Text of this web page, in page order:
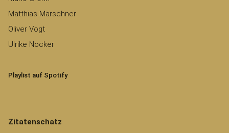
Matthias Marschner
Oliver Vogt
Ulrike Nocker
Playlist auf Spotify
Zitatenschatz